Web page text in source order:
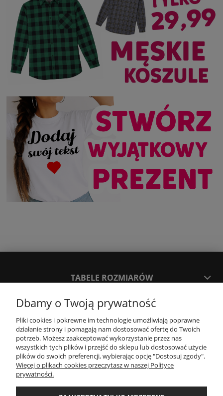
TABELE ROZMIARÓW
SPOSOBY PŁATNOŚCI ORAZ CZAS I KOSZTY DOSTAWY
DOSTAWY
KONTAKT
WYMIANA / ZWROTY / REKLAMACJE
Dbamy o Twoją prywatność
Pliki cookies i pokrewne im technologie umożliwiają poprawne
działanie strony i pomagają nam dostosować ofertę do Twoich
potrzeb. Możesz zaakceptować wykorzystanie przez nas
wszystkich tych plików i przejść do sklepu lub dostosować użycie
plików do swoich preferencji, wybierając opcję "Dostosuj zgody".
Więcej o plikach cookies przeczytasz w naszej Polityce
prywatności.